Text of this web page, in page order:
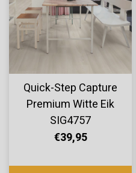
Quick-Step Capture
Premium Witte Eik
SIG4757
€39,95